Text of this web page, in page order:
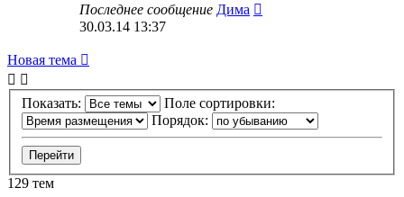
Последнее сообщение Дима
30.03.14 13:37
Новая тема
Показать:
Поле сортировки:
Порядок:
129 тем